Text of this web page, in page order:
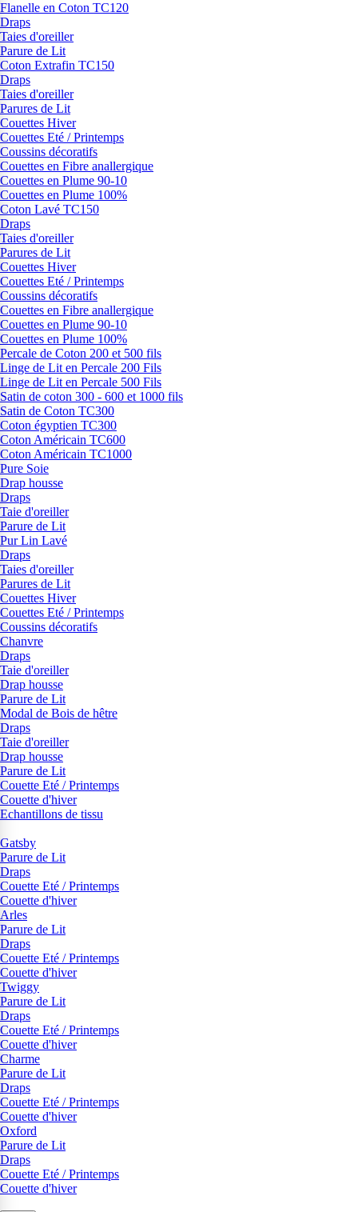
Flanelle en Coton TC120
Draps
Taies d'oreiller
Parure de Lit
Coton Extrafin TC150
Draps
Taies d'oreiller
Parures de Lit
Couettes Hiver
Couettes Eté / Printemps
Coussins décoratifs
Couettes en Fibre anallergique
Couettes en Plume 90-10
Couettes en Plume 100%
Coton Lavé TC150
Draps
Taies d'oreiller
Parures de Lit
Couettes Hiver
Couettes Eté / Printemps
Coussins décoratifs
Couettes en Fibre anallergique
Couettes en Plume 90-10
Couettes en Plume 100%
Percale de Coton 200 et 500 fils
Linge de Lit en Percale 200 Fils
Linge de Lit en Percale 500 Fils
Satin de coton 300 - 600 et 1000 fils
Satin de Coton TC300
Coton égyptien TC300
Coton Américain TC600
Coton Américain TC1000
Pure Soie
Drap housse
Draps
Taie d'oreiller
Parure de Lit
Pur Lin Lavé
Draps
Taies d'oreiller
Parures de Lit
Couettes Hiver
Couettes Eté / Printemps
Coussins décoratifs
Chanvre
Draps
Taie d'oreiller
Drap housse
Parure de Lit
Modal de Bois de hêtre
Draps
Taie d'oreiller
Drap housse
Parure de Lit
Couette Eté / Printemps
Couette d'hiver
Echantillons de tissu
Gatsby
Parure de Lit
Draps
Couette Eté / Printemps
Couette d'hiver
Arles
Parure de Lit
Draps
Couette Eté / Printemps
Couette d'hiver
Twiggy
Parure de Lit
Draps
Couette Eté / Printemps
Couette d'hiver
Charme
Parure de Lit
Draps
Couette Eté / Printemps
Couette d'hiver
Oxford
Parure de Lit
Draps
Couette Eté / Printemps
Couette d'hiver